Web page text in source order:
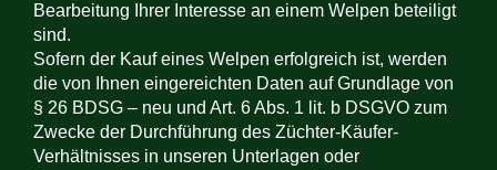
Bearbeitung Ihrer Interesse an einem Welpen beteiligt
sind.
Sofern der Kauf eines Welpen erfolgreich ist, werden
die von Ihnen eingereichten Daten auf Grundlage von
§ 26 BDSG – neu und Art. 6 Abs. 1 lit. b DSGVO zum
Zwecke der Durchführung des Züchter-Käufer-
Verhältnisses in unseren Unterlagen oder